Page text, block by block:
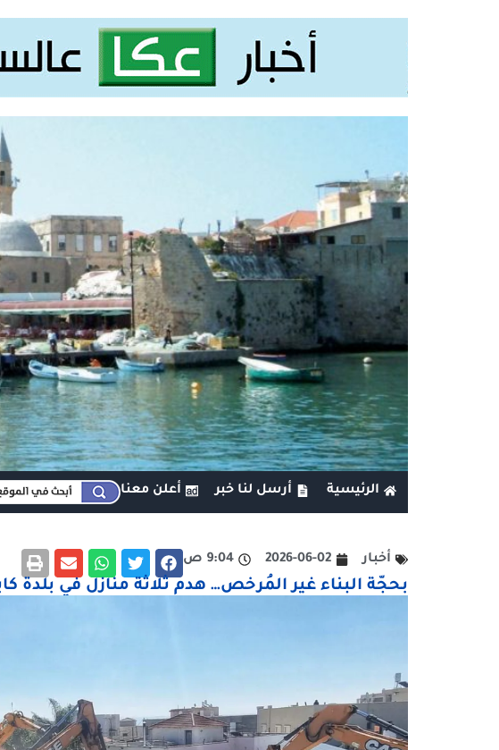
الرئيسية أرسل لنا خبر أعلن معنا
أخبار 2026-06-02 9:04 ص
بحجّة البناء غير المُرخص… هدم ثلاثة منازل في بلدة